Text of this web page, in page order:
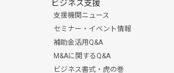
ビジネス支援
支援機関ニュース
セミナー・イベント情報
補助金活用Q&A
M&Aに関するQ&A
ビジネス書式・虎の巻